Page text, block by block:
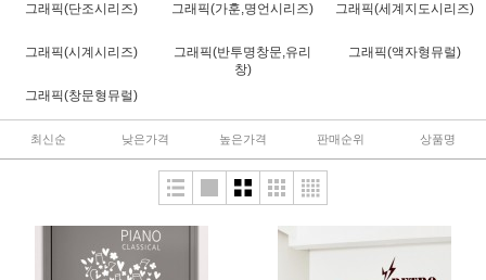
그래픽(단조시리즈)
그래픽(가훈,명언시리즈) 그래픽(세계지도시리즈)
그래픽(시계시리즈)
그래픽(반투명창문,유리
창)
그래픽(액자형뮤럴)
그래픽(창문형뮤럴)
최신순 낮은가격 높은가격 판매순위 상품명